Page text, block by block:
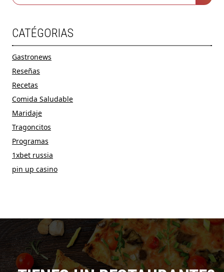
CATÉGORIAS
Gastronews
Reseñas
Recetas
Comida Saludable
Maridaje
Tragoncitos
Programas
1xbet russia
pin up casino